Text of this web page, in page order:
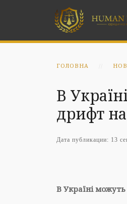
ГОЛОВНА
В
дрифт
Дата публикации: 13
В Україні